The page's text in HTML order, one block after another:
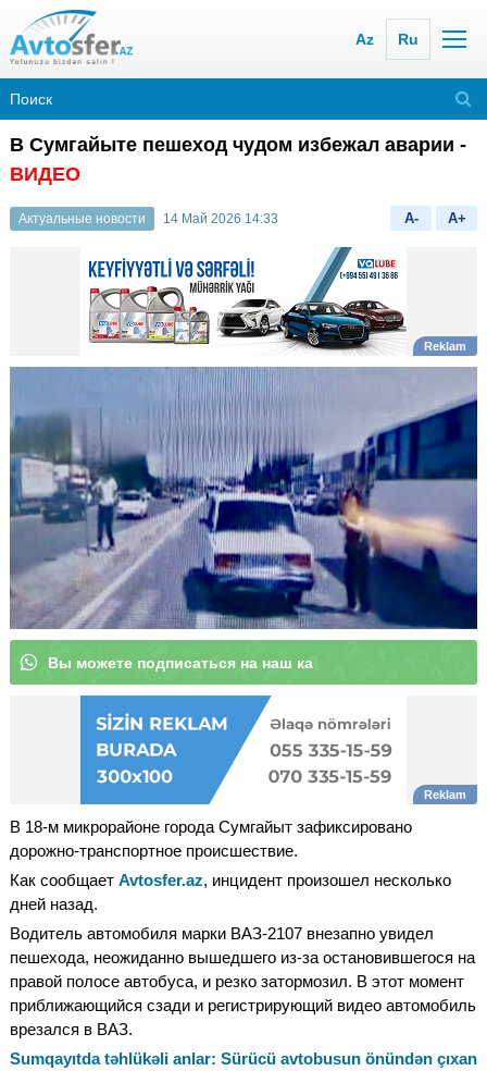
Az Ru
В Сумгайыте пешеход чудом избежал аварии -
ВИДЕО
Актуальные новости 14 Май 2026 14:33 A- A+
Вы можете
В 18-м микрорайоне города Сумгайыт зафиксировано
дорожно-транспортное происшествие.
Как сообщает Avtosfer.az, инцидент произошел несколько
дней назад.
Водитель автомобиля марки ВАЗ-2107 внезапно увидел
пешехода, неожиданно вышедшего из-за остановившегося на
правой полосе автобуса, и резко затормозил. В этот момент
приближающийся сзади и регистрирующий видео автомобиль
врезался в ВАЗ.
Sumqayıtda təhlükəli anlar: Sürücü avtobusun önündən çıxan